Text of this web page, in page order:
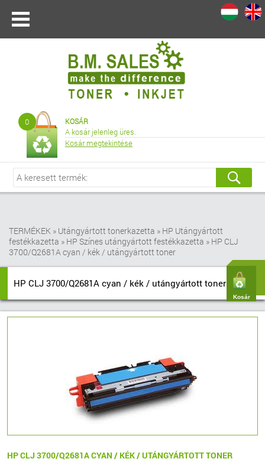
Kosár
0 KOSÁR
A kosár jelenleg üres.
Kosár megtekintése
TERMÉKEK » Utángyártott tonerkazetta » HP Utángyártott
festékkazetta » HP Színes utángyártott festékkazetta » HP CLJ
3700/Q2681A cyan / kék / utángyártott toner
HP CLJ 3700/Q2681A cyan / kék / utángyártott toner
HP CLJ 3700/Q2681A CYAN / KÉK / UTÁNGYÁRTOTT TONER